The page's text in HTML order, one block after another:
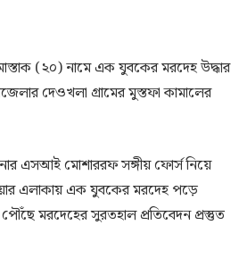
(২০) নামে এক যুবকের মরদেহ উদ্ধার
দেওখলা গ্রামের মুস্তফা কামালের
এসআই মোশাররফ সঙ্গীয় ফোর্স নিয়ে
এলাকায় এক যুবকের মরদেহ পড়ে
মরদেহের সুরতহাল প্রতিবেদন প্রস্তুত